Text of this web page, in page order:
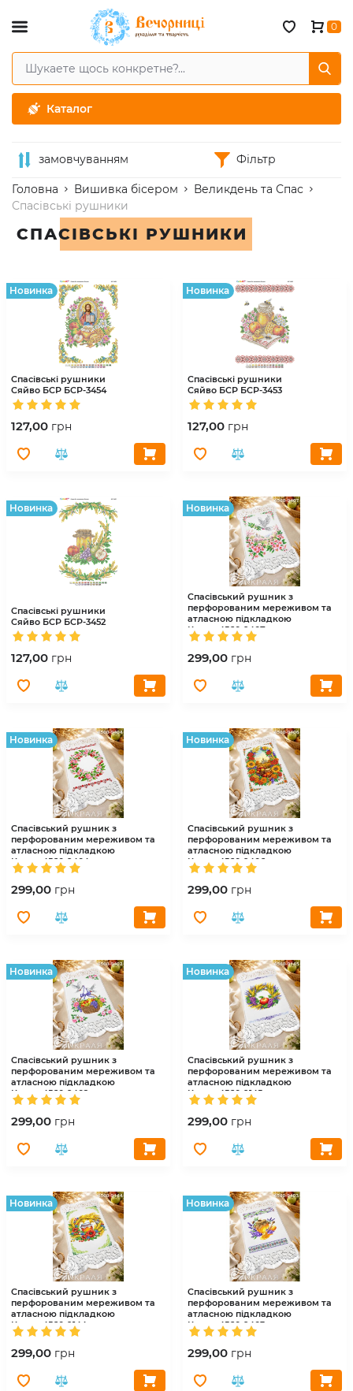
Каталог
0
замовчуванням Фільтр
Головна Вишивка бісером
Великдень та Спас
Спасівські рушники
СПАСІВСЬКІ РУШНИКИ
Hовинка
Спасівські рушники
Сяйво БСР БСР-3454
127,00 грн
Hовинка
Спасівські рушники
Сяйво БСР БСР-3453
127,00 грн
Hовинка
Спасівські рушники
Сяйво БСР БСР-3452
127,00 грн
Hовинка
Спасівський рушник з
перфорованим мереживом та
атласною підкладкою
Краля
4560-9407
299,00 грн
Hовинка
Спасівський рушник з
перфорованим мереживом та
атласною підкладкою
Краля
4560-9404
299,00 грн
Hовинка
Спасівський рушник з
перфорованим мереживом та
атласною підкладкою
Краля
4560-9406
299,00 грн
Hовинка
Спасівський рушник з
перфорованим мереживом та
атласною підкладкою
Краля
4560-9402
299,00 грн
Hовинка
Спасівський рушник з
перфорованим мереживом та
атласною підкладкою
Краля
4560-9145
299,00 грн
Hовинка
Спасівський рушник з
перфорованим мереживом та
атласною підкладкою
Краля
4560-9144
299,00 грн
Hовинка
Спасівський рушник з
перфорованим мереживом та
атласною підкладкою
Краля
4560-9403
299,00 грн